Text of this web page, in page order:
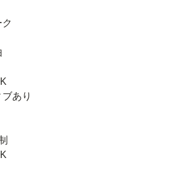
あり